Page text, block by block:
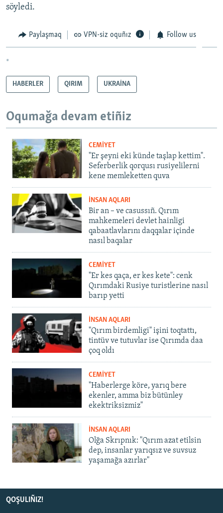
söyledi.
Paylaşmaq VPN-siz oquñız Follow us
*
HABERLER QIRIM UKRAİNA
Oqumağa devam etiñiz
CEMİYET
"Er şeyni eki künde taşlap kettim".
Seferberlik qorqusı rusiyelilerni
kene memleketten quva
İNSAN AQLARI
Bir an – ve casussıñ. Qırım
mahkemeleri devlet hainligi
qabaatlavlarını daqqalar içinde
nasıl baqalar
CEMİYET
"Er kes qaça, er kes kete": cenk
Qırımdaki Rusiye turistlerine nasıl
barıp yetti
İNSAN AQLARI
"Qırım birdemligi" işini toqtattı,
tintüv ve tutuvlar ise Qırımda daa
çoq oldı
CEMİYET
"Haberlerge köre, yarıq bere
ekenler, amma biz bütünley
ekektriksizmiz"
İNSAN AQLARI
Olğa Skrıpnık: "Qırım azat etilsin
dep, insanlar yarıqsız ve suvsuz
yaşamağa azırlar"
QOŞULIÑIZ!